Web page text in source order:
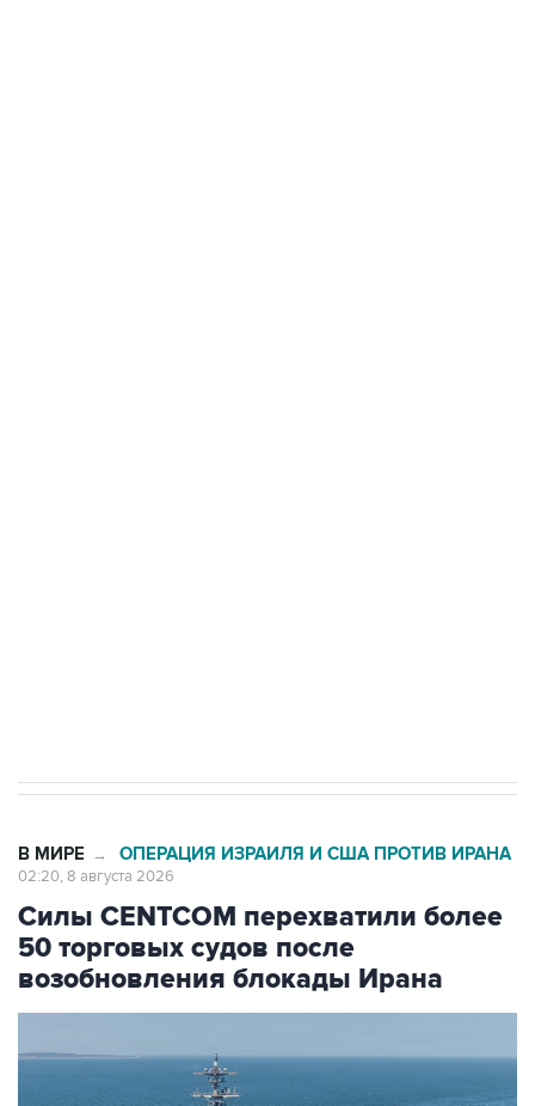
В МИРЕ → ОПЕРАЦИЯ ИЗРАИЛЯ И США ПРОТИВ ИРАНА
02:20, 8 августа 2026
Силы CENTCOM перехватили более
50 торговых судов после
возобновления блокады Ирана